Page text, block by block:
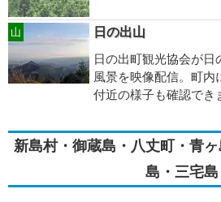
山
日の出山
日の出町観光協会が日
風景を映像配信。町内
付近の様子も確認でき
新島村・御蔵島・八丈町・青
島・三宅島